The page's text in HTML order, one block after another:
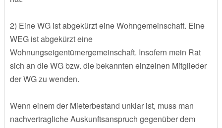
2) Eine WG ist abgekürzt eine Wohngemeinschaft. Eine
WEG ist abgekürzt eine
Wohnungseigentümergemeinschaft. Insofern mein Rat
sich an die WG bzw. die bekannten einzelnen Mitglieder
der WG zu wenden.
Wenn einem der Mieterbestand unklar ist, muss man
nachvertragliche Auskunftsanspruch gegenüber dem